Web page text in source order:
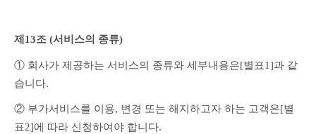
제13조 (서비스의 종류)
① 회사가 제공하는 서비스의 종류와 세부내용은[별표1]과 같
습니다.
② 부가서비스를 이용, 변경 또는 해지하고자 하는 고객은[별
표2]에 따라 신청하여야 합니다.